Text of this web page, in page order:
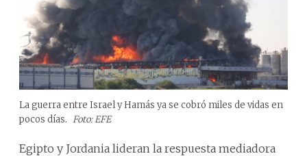
La guerra entre Israel y Hamás ya se cobró miles de vidas en
pocos días. Foto: EFE
Egipto y Jordania lideran la respuesta mediadora